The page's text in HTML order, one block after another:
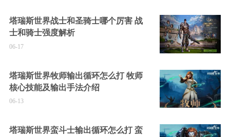
塔瑞斯世界战士和圣骑士哪个厉害 战
士和骑士强度解析
06-17
塔瑞斯世界牧师输出循环怎么打 牧师
核心技能及输出手法介绍
06-13
塔瑞斯世界蛮斗士输出循环怎么打 蛮